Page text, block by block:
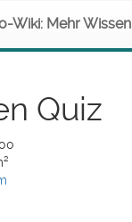
Wiki: Mehr Wissen
Quiz